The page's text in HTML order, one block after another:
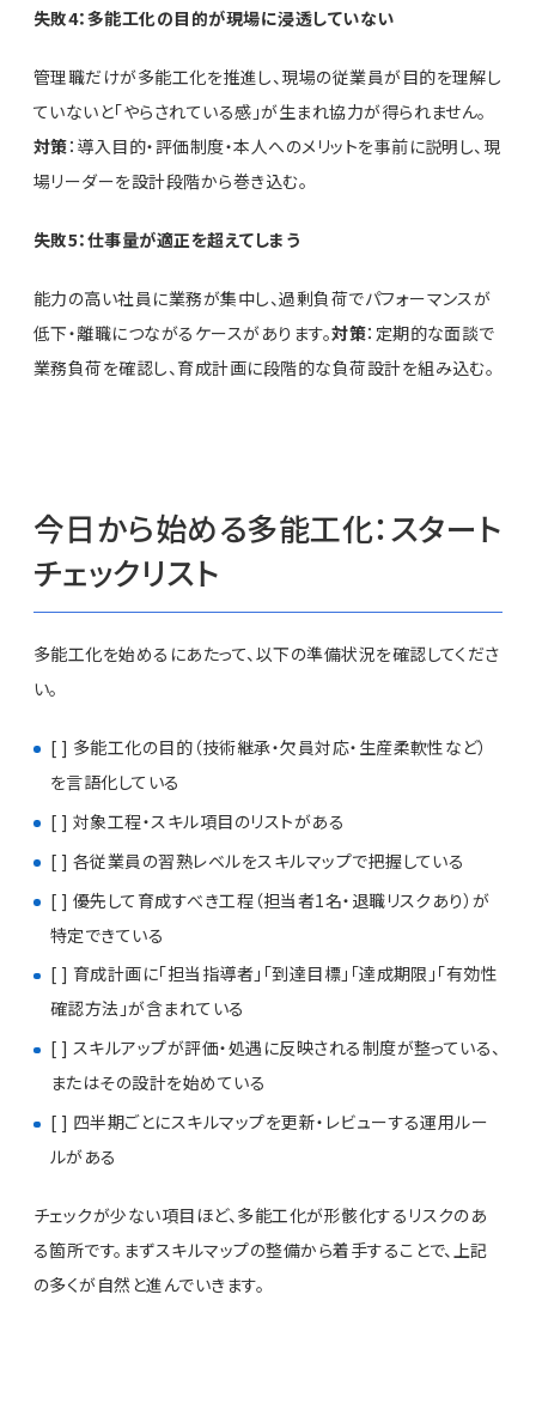
失敗4：多能工化の目的が現場に浸透していない
管理職だけが多能工化を推進し、現場の従業員が目的を理解し
ていないと「やらされている感」が生まれ協力が得られません。
対策：導入目的・評価制度・本人へのメリットを事前に説明し、現
場リーダーを設計段階から巻き込む。
失敗5：仕事量が適正を超えてしまう
能力の高い社員に業務が集中し、過剰負荷でパフォーマンスが
低下・離職につながるケースがあります。対策：定期的な面談で
業務負荷を確認し、育成計画に段階的な負荷設計を組み込む。
今日から始める多能工化：スタート
チェックリスト
多能工化を始めるにあたって、以下の準備状況を確認してくださ
い。
[ ] 多能工化の目的（技術継承・欠員対応・生産柔軟性など）
を言語化している
[ ] 対象工程・スキル項目のリストがある
[ ] 各従業員の習熟レベルをスキルマップで把握している
[ ] 優先して育成すべき工程（担当者1名・退職リスクあり）が
特定できている
[ ] 育成計画に「担当指導者」「到達目標」「達成期限」「有効性
確認方法」が含まれている
[ ] スキルアップが評価・処遇に反映される制度が整っている、
またはその設計を始めている
[ ] 四半期ごとにスキルマップを更新・レビューする運用ルー
ルがある
チェックが少ない項目ほど、多能工化が形骸化するリスクのあ
る箇所です。まずスキルマップの整備から着手することで、上記
の多くが自然と進んでいきます。